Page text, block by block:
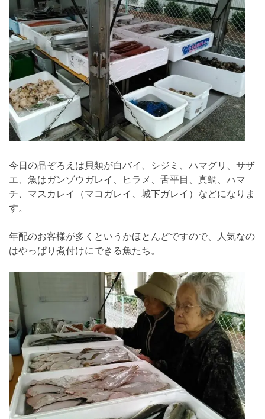
今日の品ぞろえは貝類が白バイ、シジミ、ハマグリ、サザ
エ、魚はガンゾウガレイ、ヒラメ、舌平目、真鯛、ハマ
チ、マスカレイ（マコガレイ、城下ガレイ）などになりま
す。
年配のお客様が多くというかほとんどですので、人気なの
はやっぱり煮付けにできる魚たち。